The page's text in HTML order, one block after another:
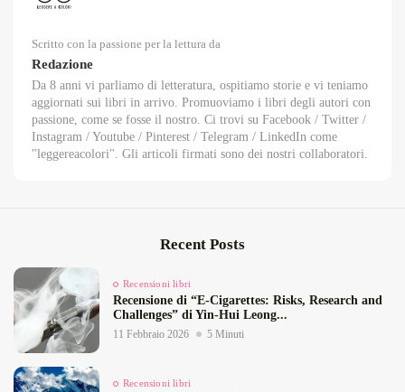
Scritto con la passione per la lettura da
Redazione
Da 8 anni vi parliamo di letteratura, ospitiamo storie e vi teniamo
aggiornati sui libri in arrivo. Promuoviamo i libri degli autori con
passione, come se fosse il nostro. Ci trovi su Facebook / Twitter /
Instagram / Youtube / Pinterest / Telegram / LinkedIn come
"leggereacolori". Gli articoli firmati sono dei nostri collaboratori.
Recent Posts
Recensioni libri
Recensione di “E‑Cigarettes: Risks, Research and
Challenges” di Yin‑Hui Leong...
11 Febbraio 2026 5 Minuti
Recensioni libri